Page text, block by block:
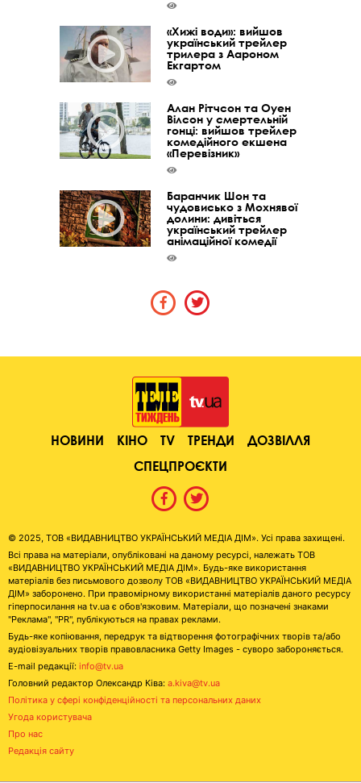
«Хижі води»: вийшов
український трейлер
трилера з Аароном
Екгартом
Алан Рітчсон та Оуен
Вілсон у смертельній
гонці: вийшов трейлер
комедійного екшена
«Перевізник»
Баранчик Шон та
чудовисько з Мохнявої
долини: дивіться
український трейлер
анімаційної комедії
НОВИНИ КІНО TV ТРЕНДИ
ДОЗВІЛЛЯ
СПЕЦПРОЄКТИ
© 2025, ТОВ «ВИДАВНИЦТВО УКРАЇНСЬКИЙ МЕДІА ДІМ». Усі права захищені.
Всі права на матеріали, опубліковані на даному ресурсі, належать ТОВ
«ВИДАВНИЦТВО УКРАЇНСЬКИЙ МЕДІА ДІМ». Будь-яке використання
матеріалів без письмового дозволу ТОВ «ВИДАВНИЦТВО УКРАЇНСЬКИЙ МЕДІА
ДІМ» заборонено. При правомірному використанні матеріалів даного ресурсу
гіперпосилання на tv.ua є обов'язковим. Матеріали, що позначені знаками
"Реклама", "PR", публікуються на правах реклами.
Будь-яке копіювання, передрук та відтворення фотографічних творів та/або
аудіовізуальних творів правовласника Getty Images - суворо забороняється.
E-mail редакції: info@tv.ua
Головний редактор Олександр Ківа: a.kiva@tv.ua
Політика у сфері конфіденційності та персональних даних
Угода користувача
Про нас
Редакція сайту